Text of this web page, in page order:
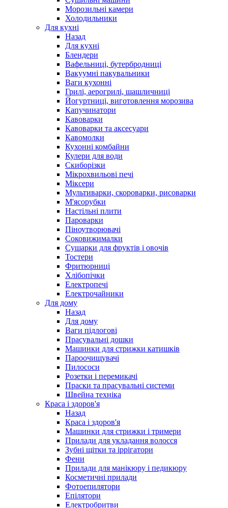
Морозильні камери
Холодильники
Для кухні
Назад
Для кухні
Блендери
Вафельниці, бутербродниці
Вакуумні пакувальники
Ваги кухонні
Грилі, аерогрилі, шашличниці
Йогуртниці, виготовлення морозива
Капучинатори
Кавоварки
Кавоварки та аксесуари
Кавомолки
Кухонні комбайни
Кулери для води
Скиборізки
Мікрохвильові печі
Міксери
Мультиварки, скороварки, рисоварки
М'ясорубки
Настільні плити
Пароварки
Піноутворювачі
Соковижималки
Сушарки для фруктів і овочів
Тостери
Фритюрниці
Хлібопічки
Електропечі
Електрочайники
Для дому
Назад
Для дому
Ваги підлогові
Прасувальні дошки
Машинки для стрижки катишків
Пароочищувачі
Пилососи
Розетки і перемикачі
Праски та прасувальні системи
Швейна техніка
Краса і здоров'я
Назад
Краса і здоров'я
Машинки для стрижки і тримери
Прилади для укладання волосся
Зубні щітки та іррігатори
Фени
Прилади для манікюру і педикюру
Косметичні прилади
Фотоепилятори
Епілятори
Електробритви